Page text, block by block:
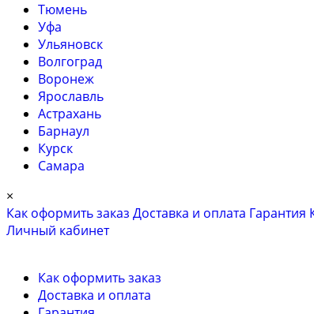
Тюмень
Уфа
Ульяновск
Волгоград
Воронеж
Ярославль
Астрахань
Барнаул
Курск
Самара
×
Как оформить заказ Доставка и оплата Гарантия
Личный кабинет
Как оформить заказ
Доставка и оплата